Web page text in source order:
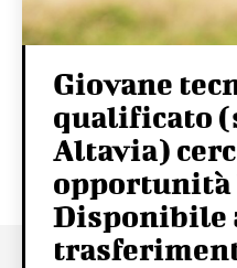
Giovane
qualificato
Altavia)
opportunità
Disponibile